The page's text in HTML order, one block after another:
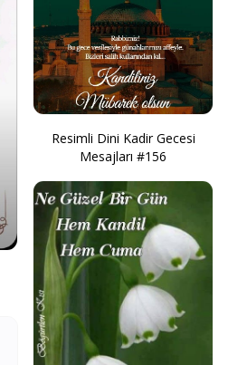
Resimli Dini Kadir Gecesi
Mesajları #156